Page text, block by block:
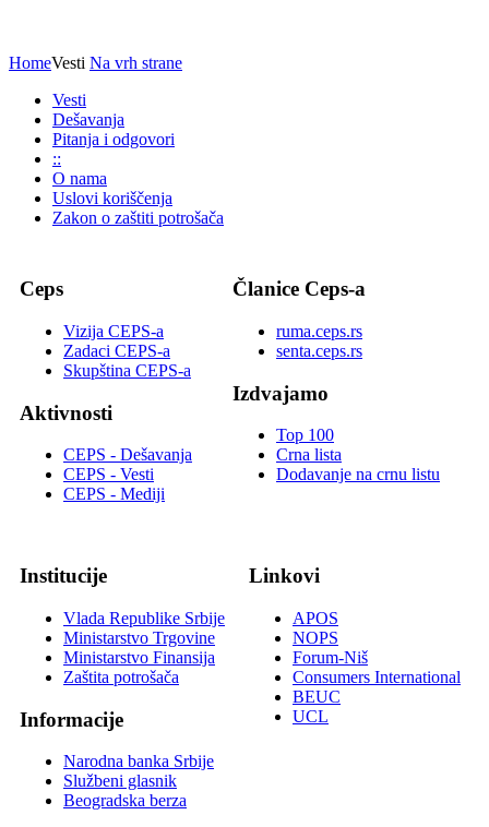
HomeVesti Na vrh strane
Vesti
Dešavanja
Pitanja i odgovori
::
O nama
Uslovi koriščenja
Zakon o zaštiti potrošača
Ceps
Vizija CEPS-a
Zadaci CEPS-a
Skupština CEPS-a
Aktivnosti
CEPS - Dešavanja
CEPS - Vesti
CEPS - Mediji
Članice Ceps-a
ruma.ceps.rs
senta.ceps.rs
Izdvajamo
Top 100
Crna lista
Dodavanje na crnu listu
Institucije
Vlada Republike Srbije
Ministarstvo Trgovine
Ministarstvo Finansija
Zaštita potrošača
Informacije
Narodna banka Srbije
Službeni glasnik
Beogradska berza
Linkovi
APOS
NOPS
Forum-Niš
Consumers International
BEUC
UCL